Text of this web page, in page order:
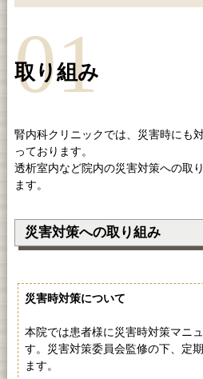
01
取り組み
腎内科クリニックでは、災害時にも
っております。
透析室内など院内の災害対策への取
ます。
災害対策への取り組み
災害時対策について
本院では患者様に災害時対策マニ
す。災害対策委員会監修の下、定
ます。